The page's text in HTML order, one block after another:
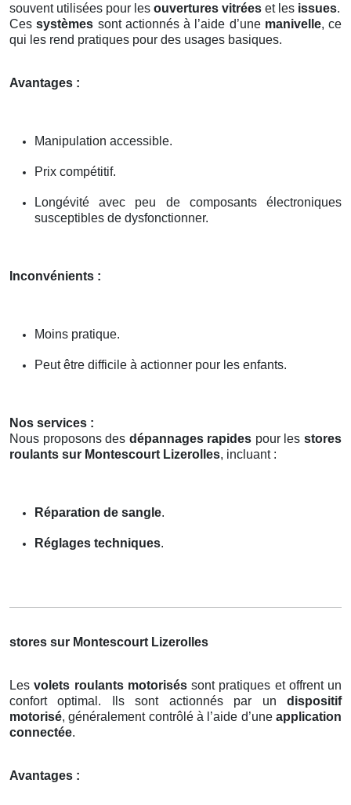
souvent utilisées pour les ouvertures vitrées et les issues.
Cessystèmes sont actionnés à l’aide d’une manivelle, ce
qui les rend pratiques pour des usages basiques.
Avantages :
Manipulation accessible.
Prix compétitif.
Longévité avec peu de composants électroniques
susceptibles de dysfonctionner.
Inconvénients :
Moins pratique.
Peut être difficile à actionner pour les enfants.
Nos services :
Nous proposons des dépannages rapides pour lesstores
roulants sur Montescourt Lizerolles, incluant :
Réparation de sangle.
Réglages techniques.
stores sur Montescourt Lizerolles
Lesvolets roulants motoriséssont pratiques et offrent un
confort optimal. Ils sont actionnés par un dispositif
motorisé, généralement contrôlé à l’aide d’une application
connectée.
Avantages :